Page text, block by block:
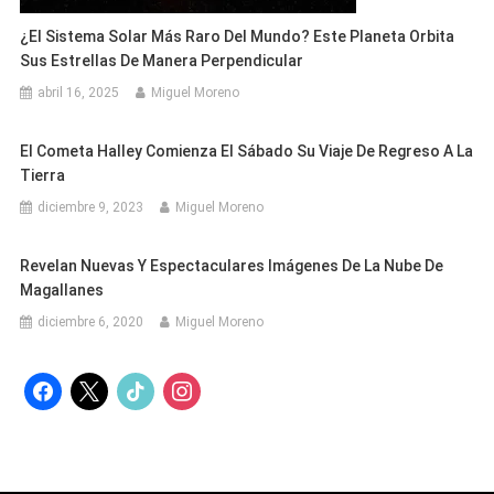
¿El Sistema Solar Más Raro Del Mundo? Este Planeta Orbita
Sus Estrellas De Manera Perpendicular
abril 16, 2025 Miguel Moreno
El Cometa Halley Comienza El Sábado Su Viaje De Regreso A La
Tierra
diciembre 9, 2023 Miguel Moreno
Revelan Nuevas Y Espectaculares Imágenes De La Nube De
Magallanes
diciembre 6, 2020 Miguel Moreno
facebook
x tiktok instagram